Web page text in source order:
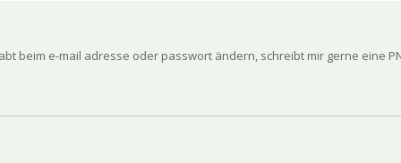
beim e-mail adresse oder passwort ändern, schreibt mir gerne eine